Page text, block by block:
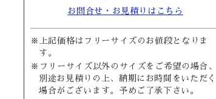
お問合せ・お見積りはこちら
※上記価格はフリーサイズのお値段となりま
す。
※フリーサイズ以外のサイズをご希望の場合、
別途お見積りの上、納期にお時間をいただく
場合がございます。予めご了承下さい。